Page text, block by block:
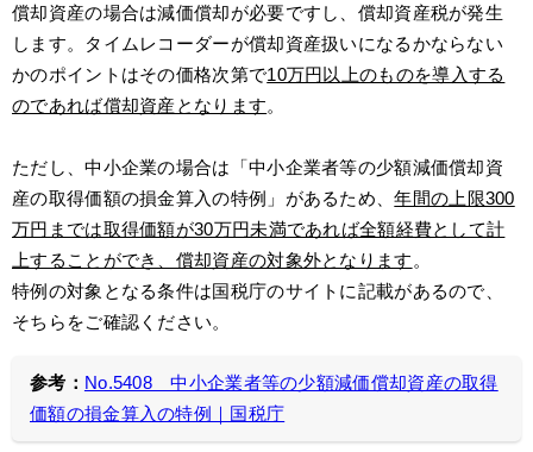
償却資産の場合は減価償却が必要ですし、償却資産税が発生
します。タイムレコーダーが償却資産扱いになるかならない
かのポイントはその価格次第で10万円以上のものを導入する
のであれば償却資産となります。
ただし、中小企業の場合は「中小企業者等の少額減価償却資
産の取得価額の損金算入の特例」があるため、年間の上限300
万円までは取得価額が30万円未満であれば全額経費として計
上することができ、償却資産の対象外となります 。
特例の対象となる条件は国税庁のサイトに記載があるので、
そちらをご確認ください。
参考： No.5408 中小企業者等の少額減価償却資産の取得
価額の損金算入の特例｜国税庁